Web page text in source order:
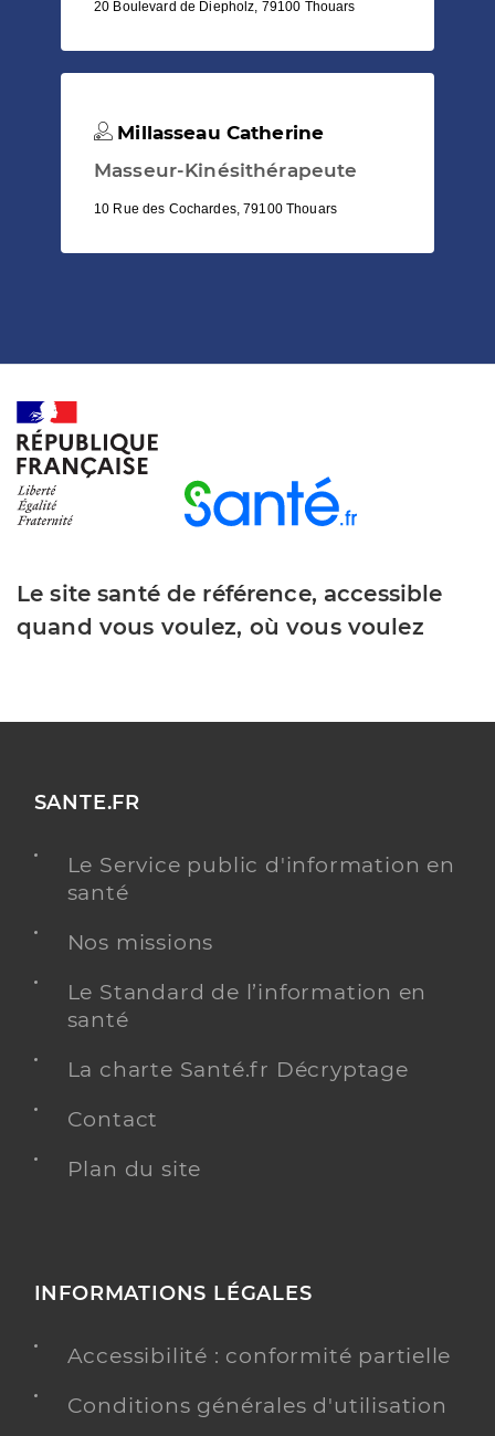
20 Boulevard de Diepholz, 79100 Thouars
Millasseau Catherine
Masseur-Kinésithérapeute
10 Rue des Cochardes, 79100 Thouars
Le site santé de référence, accessible
quand vous voulez, où vous voulez
SANTE.FR
Le Service public d'information en
santé
Nos missions
Le Standard de l’information en
santé
La charte Santé.fr Décryptage
Contact
Plan du site
INFORMATIONS LÉGALES
Accessibilité : conformité partielle
Conditions générales d'utilisation